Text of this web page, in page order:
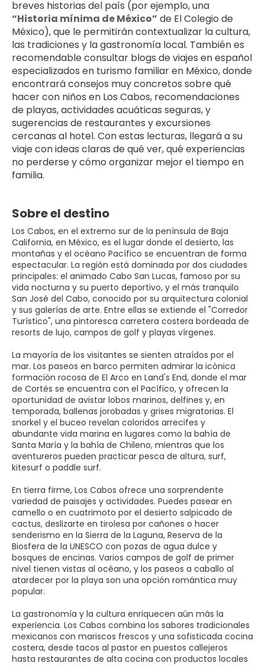
“Historia mínima de México” de El Colegio de
México), que le permitirán contextualizar la cultura,
las tradiciones y la gastronomía local. También es
recomendable consultar blogs de viajes en español
especializados en turismo familiar en México, donde
encontrará consejos muy concretos sobre qué
hacer con niños en Los Cabos, recomendaciones
de playas, actividades acuáticas seguras, y
sugerencias de restaurantes y excursiones
cercanas al hotel. Con estas lecturas, llegará a su
viaje con ideas claras de qué ver, qué experiencias
no perderse y cómo organizar mejor el tiempo en
familia.
Sobre el destino
Los Cabos, en el extremo sur de la península de Baja
California, en México, es el lugar donde el desierto, las
montañas y el océano Pacífico se encuentran de forma
espectacular. La región está dominada por dos ciudades
principales: el animado Cabo San Lucas, famoso por su
vida nocturna y su puerto deportivo, y el más tranquilo
San José del Cabo, conocido por su arquitectura colonial
y sus galerías de arte. Entre ellas se extiende el "Corredor
Turístico", una pintoresca carretera costera bordeada de
resorts de lujo, campos de golf y playas vírgenes.
La mayoría de los visitantes se sienten atraídos por el
mar. Los paseos en barco permiten admirar la icónica
formación rocosa de El Arco en Land's End, donde el mar
de Cortés se encuentra con el Pacífico, y ofrecen la
oportunidad de avistar lobos marinos, delfines y, en
temporada, ballenas jorobadas y grises migratorias. El
snorkel y el buceo revelan coloridos arrecifes y
abundante vida marina en lugares como la bahía de
Santa María y la bahía de Chileno, mientras que los
aventureros pueden practicar pesca de altura, surf,
kitesurf o paddle surf.
En tierra firme, Los Cabos ofrece una sorprendente
variedad de paisajes y actividades. Puedes pasear en
camello o en cuatrimoto por el desierto salpicado de
cactus, deslizarte en tirolesa por cañones o hacer
senderismo en la Sierra de la Laguna, Reserva de la
Biosfera de la UNESCO con pozas de agua dulce y
bosques de encinas. Varios campos de golf de primer
nivel tienen vistas al océano, y los paseos a caballo al
atardecer por la playa son una opción romántica muy
popular.
La gastronomía y la cultura enriquecen aún más la
experiencia. Los Cabos combina los sabores tradicionales
mexicanos con mariscos frescos y una sofisticada cocina
costera, desde tacos al pastor en puestos callejeros
hasta restaurantes de alta cocina con productos locales